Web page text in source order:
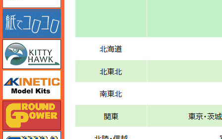
ガリレオ出版 グランドパワー
グレートウォールホビー